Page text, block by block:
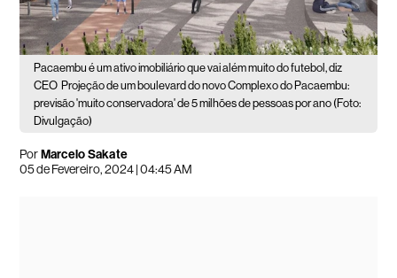
Pacaembu é um ativo imobiliário que vai além muito do futebol, diz
CEO Projeção de um boulevard do novo Complexo do Pacaembu:
previsão 'muito conservadora' de 5 milhões de pessoas por ano (Foto:
Divulgação)
PorMarcelo Sakate
05 de Fevereiro, 2024 | 04:45 AM